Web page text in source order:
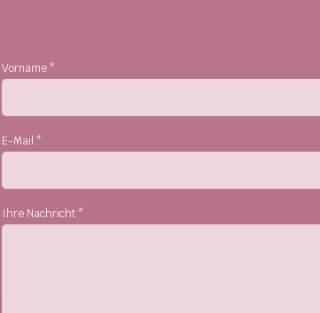
Vorname*
E-Mail *
Ihre Nachricht*